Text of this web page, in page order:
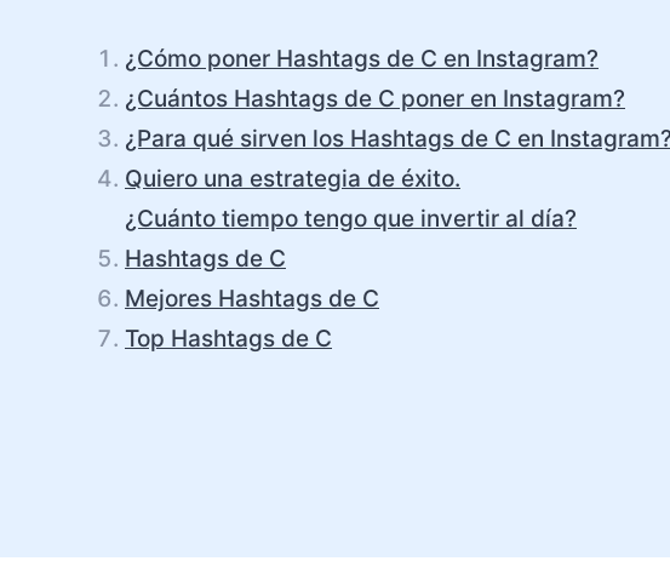
¿Cómo poner Hashtags de C en Instagram?
¿Cuántos Hashtags de C poner en Instagram?
¿Para qué sirven los Hashtags de C en
Quiero una estrategia de éxito.
¿Cuánto tiempo tengo que invertir al día?
Hashtags de C
Mejores Hashtags de C
Top Hashtags de C